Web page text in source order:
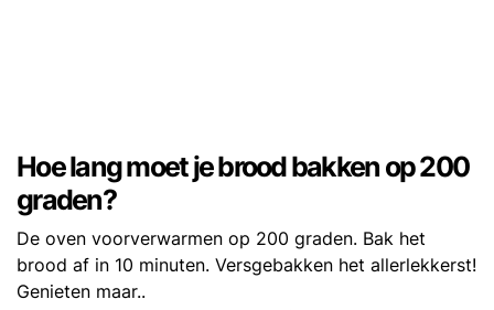
Hoe lang moet je brood bakken op 200
graden?
De oven voorverwarmen op 200 graden. Bak het
brood af in 10 minuten. Versgebakken het allerlekkerst!
Genieten maar..